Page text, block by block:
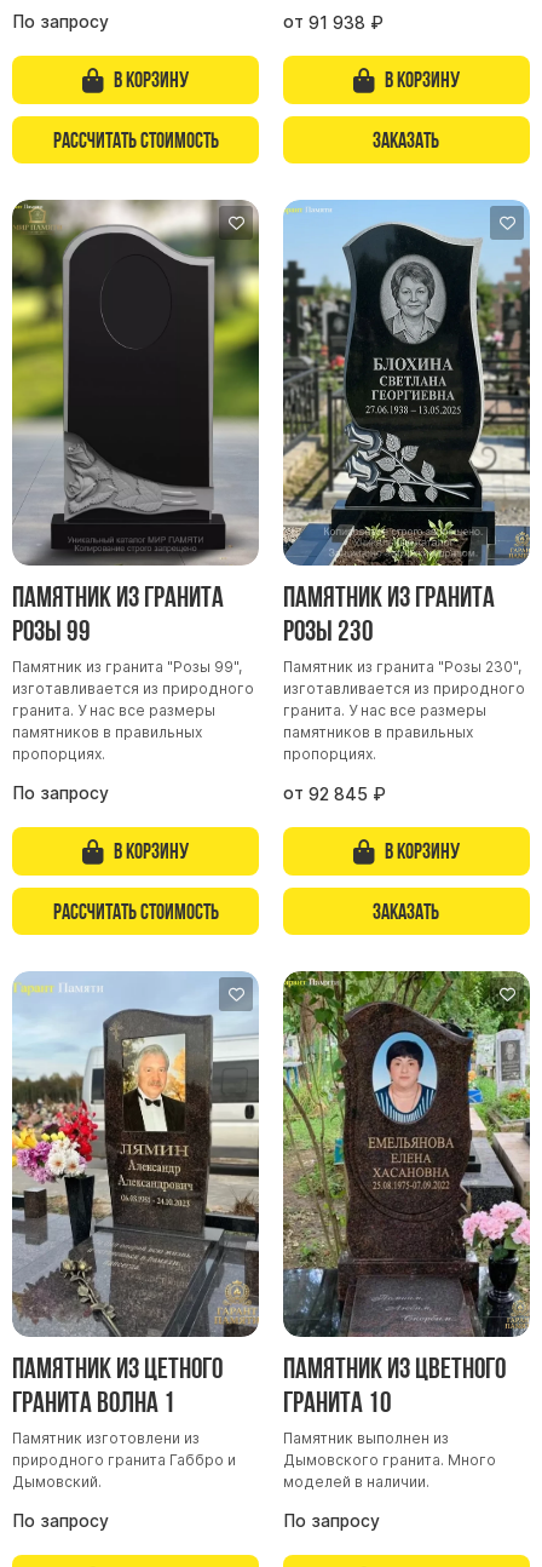
По запросу
В корзину
Рассчитать стоимость
от 91 938 ₽
В корзину
Заказать
Памятник из гранита
Розы 99
Памятник из гранита "Розы 99",
изготавливается из природного
гранита. У нас все размеры
памятников в правильных
пропорциях.
По запросу
В корзину
Рассчитать стоимость
Памятник из гранита
Розы 230
Памятник из гранита "Розы 230",
изготавливается из природного
гранита. У нас все размеры
памятников в правильных
пропорциях.
от 92 845 ₽
В корзину
Заказать
Памятник из цетного
гранита Волна 1
Памятник изготовлени из
природного гранита Габбро и
Дымовский.
По запросу
Памятник из цветного
гранита 10
Памятник выполнен из
Дымовского гранита. Много
моделей в наличии.
По запросу